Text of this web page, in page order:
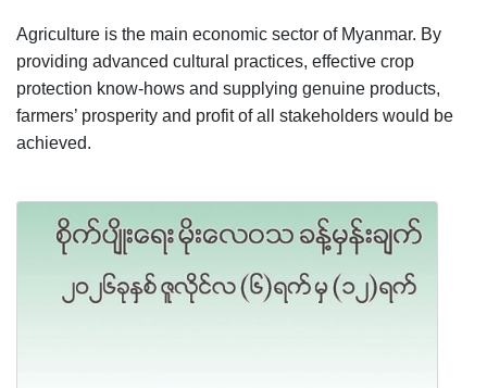
Agriculture is the main economic sector of Myanmar. By
providing advanced cultural practices, effective crop
protection know-hows and supplying genuine products,
farmers’ prosperity and profit of all stakeholders would be
achieved.